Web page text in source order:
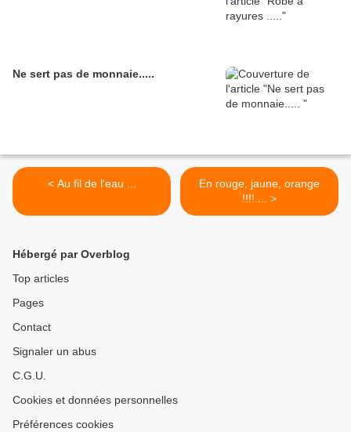
Ne sert pas de monnaie.....
< Au fil de l'eau ...
En rouge, jaune, orange
!!!!.... >
Hébergé par Overblog
Top articles
Pages
Contact
Signaler un abus
C.G.U.
Cookies et données personnelles
Préférences cookies